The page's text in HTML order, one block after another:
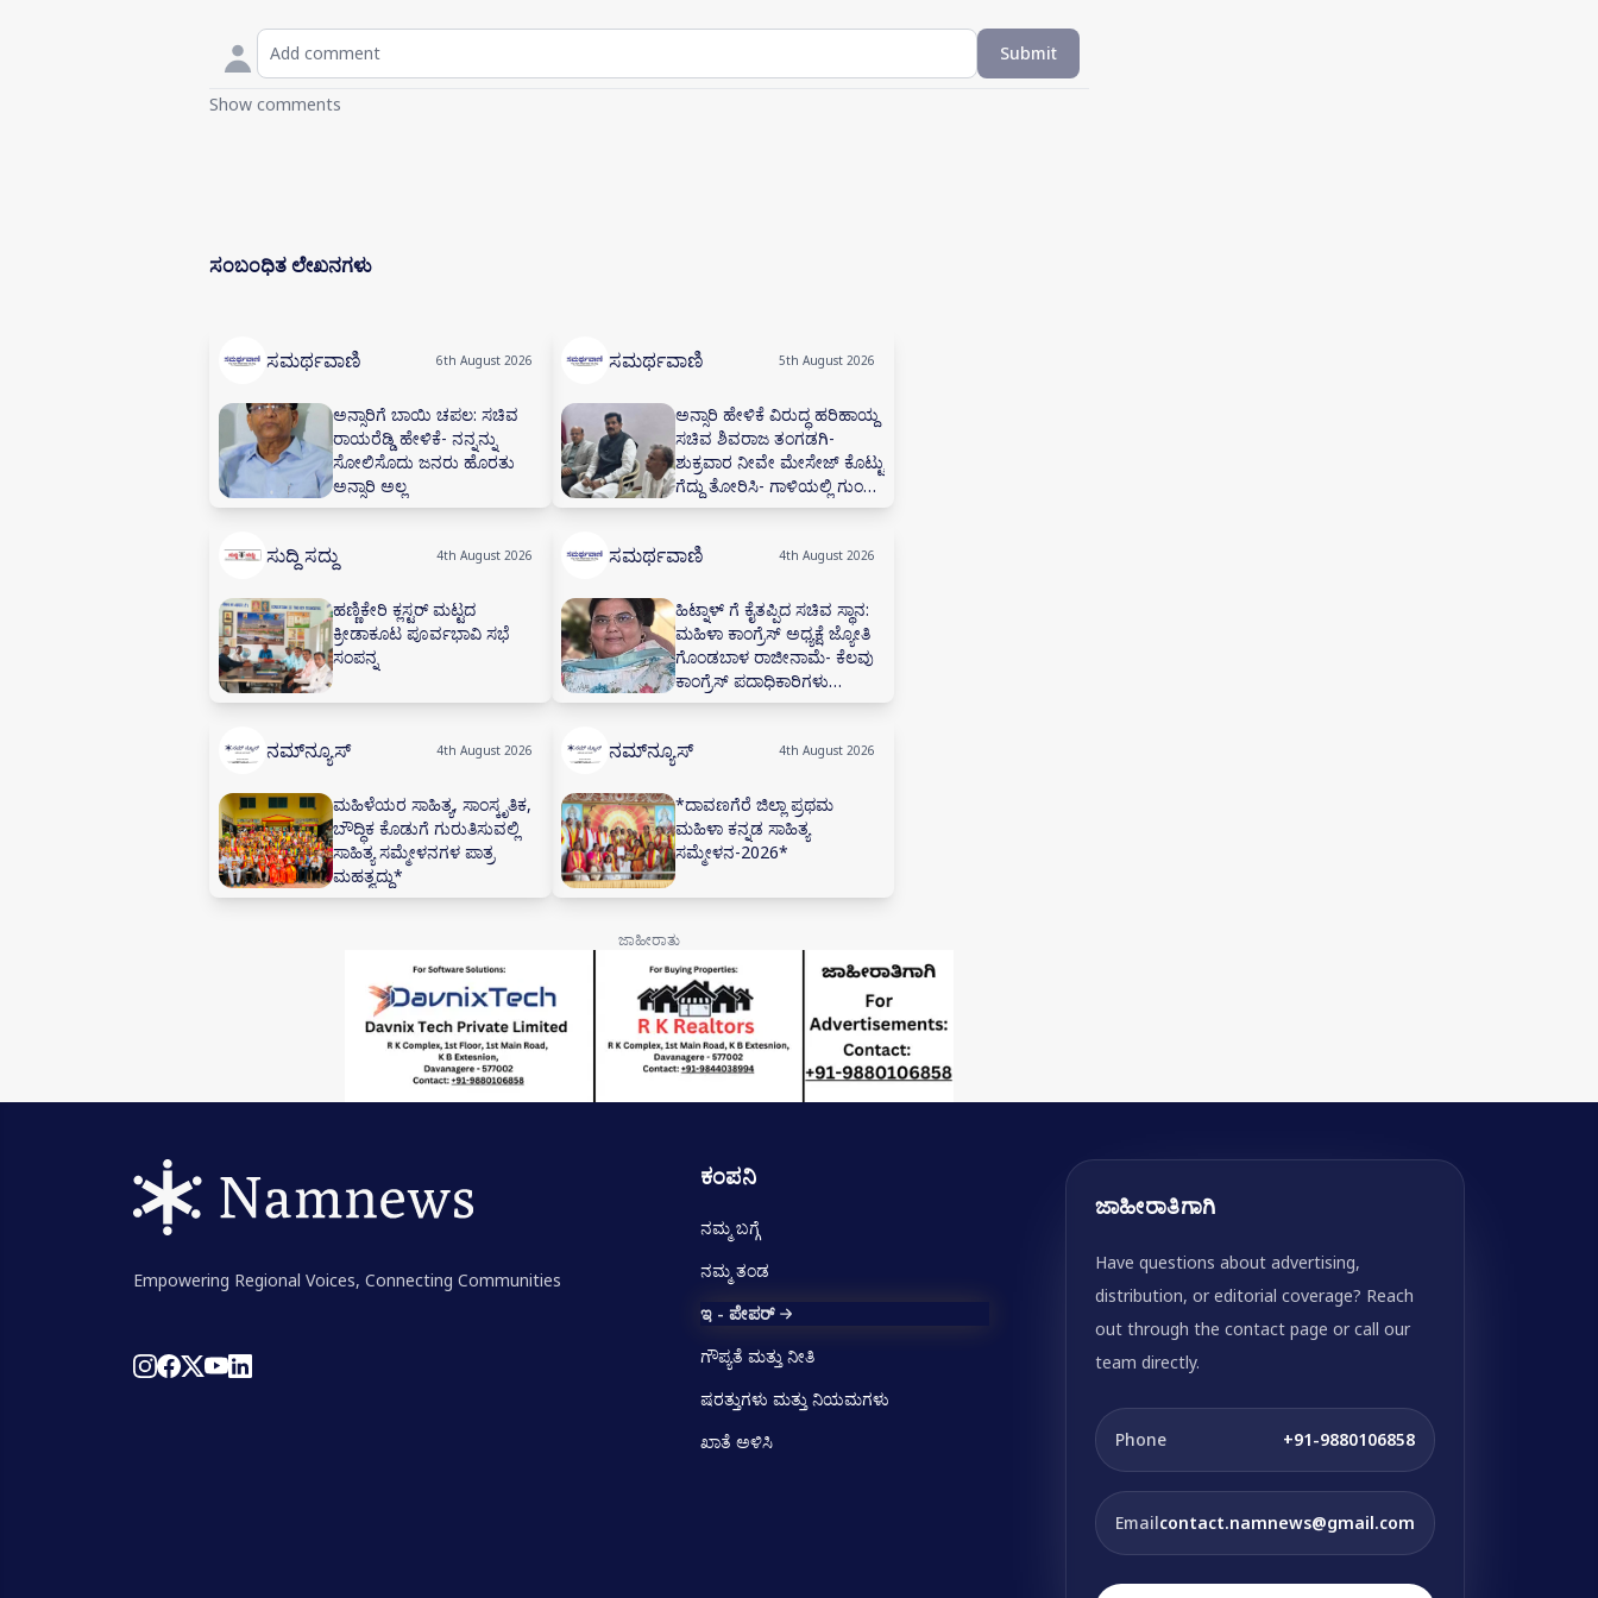
Submit
Show comments
ಸಂಬಂಧಿತ ಲೇಖನಗಳು
ಸಮರ್ಥವಾಣಿ 6th August 2026
ಅನ್ಸಾರಿಗೆ ಬಾಯಿ ಚಪಲ: ಸಚಿವ
ರಾಯರೆಡ್ಡಿ ಹೇಳಿಕೆ- ನನ್ನನ್ನು
ಸೋಲಿಸೊದು ಜನರು ಹೊರತು
ಅನ್ಸಾರಿ ಅಲ್ಲ
ಸಮರ್ಥವಾಣಿ 5th August 2026
ಅನ್ಸಾರಿ ಹೇಳಿಕೆ ವಿರುದ್ಧ ಹರಿಹಾಯ್ದ
ಸಚಿವ ಶಿವರಾಜ ತಂಗಡಗಿ-
ಶುಕ್ರವಾರ ನೀವೇ ಮೇಸೇಜ್ ಕೊಟ್ಟು
ಗೆದ್ದು ತೋರಿಸಿ- ಗಾಳಿಯಲ್ಲಿ ಗುಂಡು
ಹೊಡಿಬೇಡಿ: ಜನರ ಜೊತೆ
ಸುದ್ದಿ ಸದ್ದು 4th August 2026
ಹಣ್ಣಿಕೇರಿ ಕ್ಲಸ್ಟರ್ ಮಟ್ಟದ
ಕ್ರೀಡಾಕೂಟ ಪೂರ್ವಭಾವಿ ಸಭೆ
ಸಂಪನ್ನ
ಸಮರ್ಥವಾಣಿ 4th August 2026
ಹಿಟ್ನಾಳ್ ಗೆ ಕೈತಪ್ಪಿದ ಸಚಿವ ಸ್ಥಾನ:
ಮಹಿಳಾ ಕಾಂಗ್ರೆಸ್ ಅಧ್ಯಕ್ಷೆ ಜ್ಯೋತಿ
ಗೊಂಡಬಾಳ ರಾಜೀನಾಮೆ- ಕೆಲವು
ಕಾಂಗ್ರೆಸ್ ಪದಾಧಿಕಾರಿಗಳು
ರಾಜೀನಾಮೆ
ನಮ್‌ನ್ಯೂಸ್ 4th August 2026
ಮಹಿಳೆಯರ ಸಾಹಿತ್ಯ, ಸಾಂಸ್ಕೃತಿಕ,
ಬೌದ್ಧಿಕ ಕೊಡುಗೆ ಗುರುತಿಸುವಲ್ಲಿ
ಸಾಹಿತ್ಯ ಸಮ್ಮೇಳನಗಳ ಪಾತ್ರ
ಮಹತ್ವದ್ದು*
ನಮ್‌ನ್ಯೂಸ್ 4th August 2026
*ದಾವಣಗೆರೆ ಜಿಲ್ಲಾ ಪ್ರಥಮ
ಮಹಿಳಾ ಕನ್ನಡ ಸಾಹಿತ್ಯ
ಸಮ್ಮೇಳನ-2026*
Empowering Regional Voices, Connecting Communities
ಕಂಪನಿ
ನಮ್ಮ ಬಗ್ಗೆ
ನಮ್ಮ ತಂಡ
ಇ - ಪೇಪರ್
ಗೌಪ್ಯತೆ ಮತ್ತು ನೀತಿ
ಷರತ್ತುಗಳು ಮತ್ತು ನಿಯಮಗಳು
ಖಾತೆ ಅಳಿಸಿ
ಜಾಹೀರಾತಿಗಾಗಿ
Have questions about advertising,
distribution, or editorial coverage? Reach
out through the contact page or call our
team directly.
Phone +91-9880106858
Emailcontact.namnews@gmail.com